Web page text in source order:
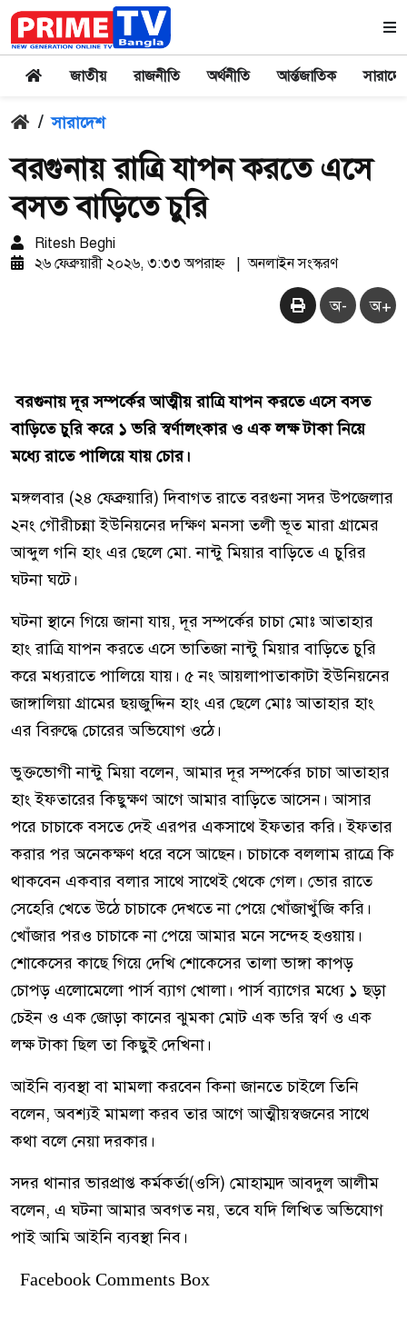
জাতীয় রাজনীতি অর্থনীতি আর্ন্তজাতিক
/ সারাদেশ
বরগুনায় রাত্রি যাপন করতে এসে
বসত বাড়িতে চুরি
Ritesh Beghi
২৬ ফেব্রুয়ারী ২০২৬, ৩:৩৩ অপরাহ্ন
অনলাইন সংস্করণ
অ- অ+
বরগুনায় দূর সম্পর্কের আত্মীয় রাত্রি যাপন করতে এসে বসত
বাড়িতে চুরি করে ১ ভরি স্বর্ণালংকার ও এক লক্ষ টাকা নিয়ে
মধ্যে রাতে পালিয়ে যায় চোর।
মঙ্গলবার (২৪ ফেব্রুয়ারি) দিবাগত রাতে বরগুনা সদর উপজেলার
২নং গৌরীচন্না ইউনিয়নের দক্ষিণ মনসা তলী ভূত মারা গ্রামের
আব্দুল গনি হাং এর ছেলে মো. নান্টু মিয়ার বাড়িতে এ চুরির
ঘটনা ঘটে।
ঘটনা স্থানে গিয়ে জানা যায়, দূর সম্পর্কের চাচা মোঃ আতাহার
হাং রাত্রি যাপন করতে এসে ভাতিজা নান্টু মিয়ার বাড়িতে চুরি
করে মধ্যরাতে পালিয়ে যায়। ৫ নং আয়লাপাতাকাটা ইউনিয়নের
জাঙ্গালিয়া গ্রামের ছয়জুদ্দিন হাং এর ছেলে মোঃ আতাহার হাং
এর বিরুদ্ধে চোরের অভিযোগ ওঠে।
ভুক্তভোগী নান্টু মিয়া বলেন, আমার দূর সম্পর্কের চাচা আতাহার
হাং ইফতারের কিছুক্ষণ আগে আমার বাড়িতে আসেন। আসার
পরে চাচাকে বসতে দেই এরপর একসাথে ইফতার করি। ইফতার
করার পর অনেকক্ষণ ধরে বসে আছেন। চাচাকে বললাম রাত্রে কি
থাকবেন একবার বলার সাথে সাথেই থেকে গেল। ভোর রাতে
সেহেরি খেতে উঠে চাচাকে দেখতে না পেয়ে খোঁজাখুঁজি করি।
খোঁজার পরও চাচাকে না পেয়ে আমার মনে সন্দেহ হওয়ায়।
শোকেসের কাছে গিয়ে দেখি শোকেসের তালা ভাঙ্গা কাপড়
চোপড় এলোমেলো পার্স ব্যাগ খোলা। পার্স ব্যাগের মধ্যে ১ ছড়া
চেইন ও এক জোড়া কানের ঝুমকা মোট এক ভরি স্বর্ণ ও এক
লক্ষ টাকা ছিল তা কিছুই দেখিনা।
আইনি ব্যবস্থা বা মামলা করবেন কিনা জানতে চাইলে তিনি
বলেন, অবশ্যই মামলা করব তার আগে আত্মীয়স্বজনের সাথে
কথা বলে নেয়া দরকার।
সদর থানার ভারপ্রাপ্ত কর্মকর্তা(ওসি) মোহাম্মদ আবদুল আলীম
বলেন, এ ঘটনা আমার অবগত নয়, তবে যদি লিখিত অভিযোগ
পাই আমি আইনি ব্যবস্থা নিব।
Facebook Comments Box